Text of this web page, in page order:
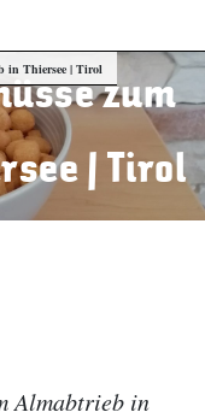
in Thiersee | Tirolzum
| Tirol
Almabtrieb in